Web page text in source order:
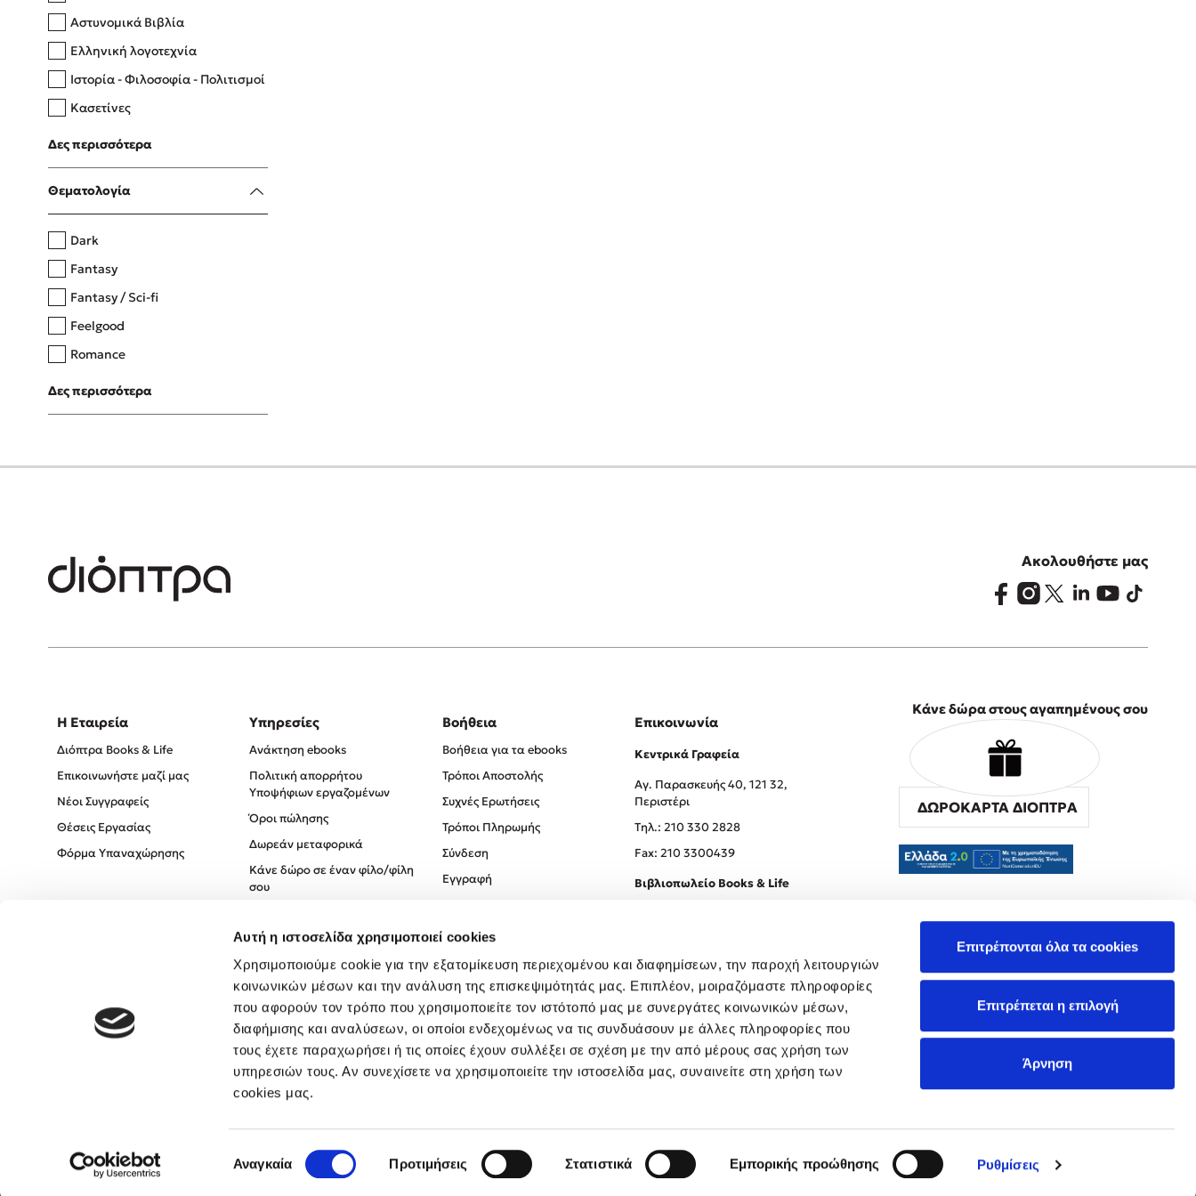
Αυτή η ιστοσελίδα χρησιμοποιεί cookies
Χρησιμοποιούμε cookie για την εξατομίκευση περιεχομένου και διαφημίσεων, την παροχή λειτουργιών
κοινωνικών μέσων και την ανάλυση της επισκεψιμότητάς μας. Επιπλέον, μοιραζόμαστε πληροφορίες
που αφορούν τον τρόπο που χρησιμοποιείτε τον ιστότοπό μας με συνεργάτες κοινωνικών μέσων,
διαφήμισης και αναλύσεων, οι οποίοι ενδεχομένως να τις συνδυάσουν με άλλες πληροφορίες που
τους έχετε παραχωρήσει ή τις οποίες έχουν συλλέξει σε σχέση με την από μέρους σας χρήση των
υπηρεσιών τους. Αν συνεχίσετε να χρησιμοποιείτε την ιστοσελίδα μας, συναινείτε στη χρήση των
cookies μας.
συγκατάθεσης
Αναγκαία Προτιμήσεις Στατιστικά Εμπορικής προώθησης Ρυθμίσεις
Επιτρέπονται όλα τα cookies
Επιτρέπεται η επιλογή
Άρνηση
Δανάη Δεληγεώργη
Πάνω, κάτω, μπροστά, πίσω
Η μέθοδος Αφήστε τους
Αστυνομικά Βιβλία
Ελληνική λογοτεχνία
Ιστορία - Φιλοσοφία - Πολιτισμοί
Κασετίνες
Λευκώματα - Έγχρωμοι οδηγοί
Μαγειρική
Δες περισσότερα
Θεματολογία
Dark
Fantasy
Fantasy / Sci-fi
Feelgood
Romance
Upmarket
Young Adult
Δες περισσότερα
Ακολουθήστε μας
Η Εταιρεία
Διόπτρα Books & Life
Επικοινωνήστε μαζί μας
Νέοι Συγγραφείς
Θέσεις Εργασίας
Φόρμα Υπαναχώρησης
Υπηρεσίες
Ανάκτηση ebooks
Πολιτική απορρήτου
Υποψήφιων εργαζομένων
Όροι πώλησης
Δωρεάν μεταφορικά
Κάνε δώρο σε έναν φίλο/φίλη
σου
Πολιτική Απορρήτου
Όροι χρήσης
Βοήθεια
Βοήθεια για τα ebooks
Τρόποι Αποστολής
Συχνές Ερωτήσεις
Τρόποι Πληρωμής
Σύνδεση
Εγγραφή
Επικοινωνία
Κεντρικά Γραφεία
Αγ. Παρασκευής 40, 121 32,
Περιστέρι
Tηλ.: 210 330 2828
Fax: 210 3300439
Βιβλιοπωλείο Books & Life
Κάνε δώρα στους αγαπημένους σου
ΔΩΡΟΚΑΡΤΑ ΔΙΟΠΤΡΑ
Created by Powered by